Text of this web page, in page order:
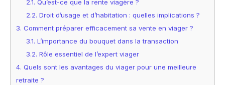
2.1. Qu’est-ce que la rente viagère ?
2.2. Droit d’usage et d’habitation : quelles implications ?
3. Comment préparer efficacement sa vente en viager ?
3.1. L’importance du bouquet dans la transaction
3.2. Rôle essentiel de l’expert viager
4. Quels sont les avantages du viager pour une meilleure
retraite ?